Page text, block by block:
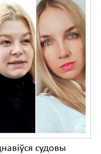
судовы